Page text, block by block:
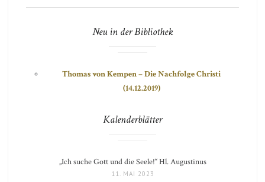
Neu in der Bibliothek
Thomas von Kempen – Die Nachfolge Christi
(14.12.2019)
Kalenderblätter
„Ich suche Gott und die Seele!“ Hl. Augustinus
11. MAI 2023